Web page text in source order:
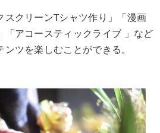
スクリーンTシャツ作り」「漫画
「アコースティックライブ 」など
ツを楽しむことができる。